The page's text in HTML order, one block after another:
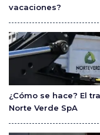
vacaciones?
¿Cómo se hace? El
Norte Verde SpA